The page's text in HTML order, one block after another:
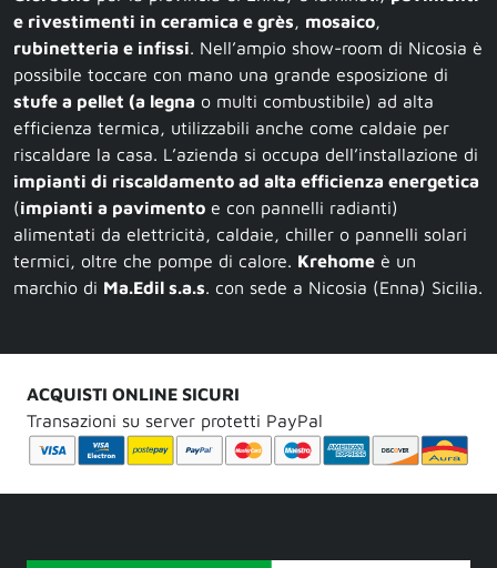
e rivestimenti in ceramica e grès, mosaico,
rubinetteria e infissi. Nell’ampio show-room di Nicosia è
possibile toccare con mano una grande esposizione di
stufe a pellet (a legna o multi combustibile) ad alta
efficienza termica, utilizzabili anche come caldaie per
riscaldare la casa. L’azienda si occupa dell’installazione di
impianti di riscaldamento ad alta efficienza energetica
(impianti a pavimento e con pannelli radianti)
alimentati da elettricità, caldaie, chiller o pannelli solari
termici, oltre che pompe di calore. Krehome è un
marchio di Ma.Edil s.a.s. con sede a Nicosia (Enna) Sicilia.
ACQUISTI ONLINE SICURI
Transazioni su server protetti PayPal